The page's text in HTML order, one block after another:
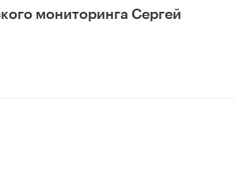
мониторинга Сергей